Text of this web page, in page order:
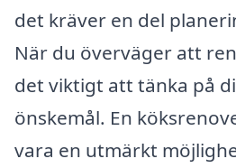
det kräver en del
När du överväger att
det viktigt att tänka på
önskemål. En
vara en utmärkt